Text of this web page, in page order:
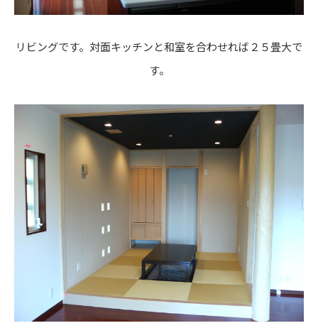
リビングです。対面キッチンと和室を合わせれば２５畳大で
す。